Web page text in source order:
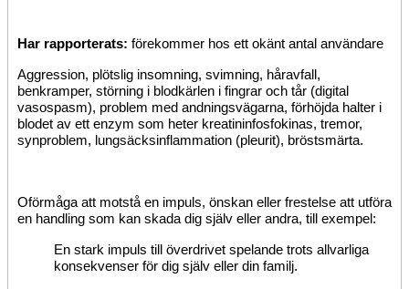
Har rapporterats: förekommer hos ett okänt antal användare
Aggression, plötslig insomning, svimning, håravfall,
benkramper, störning i blodkärlen i fingrar och tår (digital
vasospasm), problem med andningsvägarna, förhöjda halter i
blodet av ett enzym som heter kreatininfosfokinas, tremor,
synproblem, lungsäcksinflammation (pleurit), bröstsmärta.
Oförmåga att motstå en impuls, önskan eller frestelse att utföra
en handling som kan skada dig själv eller andra, till exempel:
En stark impuls till överdrivet spelande trots allvarliga
konsekvenser för dig själv eller din familj.